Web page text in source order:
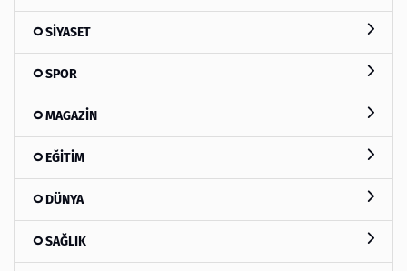
SİYASET
SPOR
MAGAZİN
EĞİTİM
DÜNYA
SAĞLIK